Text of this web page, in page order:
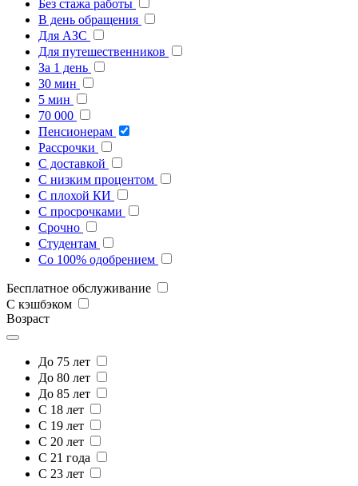
Без стажа работы
В день обращения
Для АЗС
Для путешественников
За 1 день
30 мин
5 мин
70 000
Пенсионерам
Рассрочки
С доставкой
С низким процентом
С плохой КИ
С просрочками
Срочно
Студентам
Со 100% одобрением
Бесплатное обслуживание
С кэшбэком
Возраст
До 75 лет
До 80 лет
До 85 лет
С 18 лет
С 19 лет
С 20 лет
С 21 года
С 23 лет